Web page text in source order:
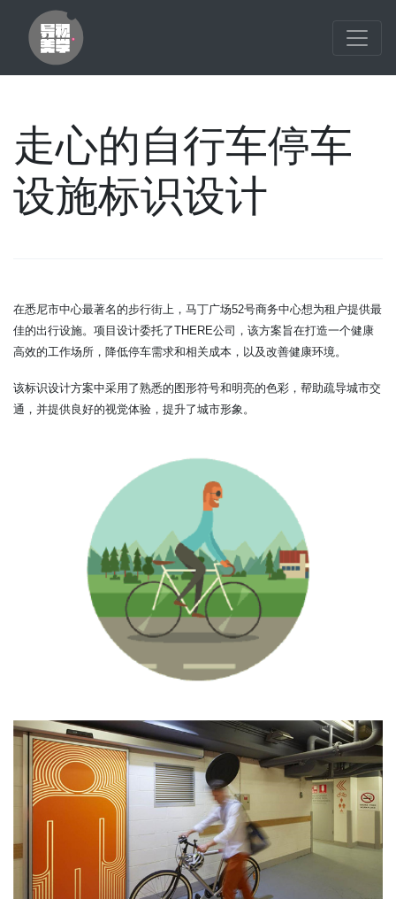
走心的自行车停车
设施标识设计
在悉尼市中心最著名的步行街上，马丁广场52号商务中心想为租户提供最
佳的出行设施。项目设计委托了THERE公司，该方案旨在打造一个健康
高效的工作场所，降低停车需求和相关成本，以及改善健康环境。
该标识设计方案中采用了熟悉的图形符号和明亮的色彩，帮助疏导城市交
通，并提供良好的视觉体验，提升了城市形象。